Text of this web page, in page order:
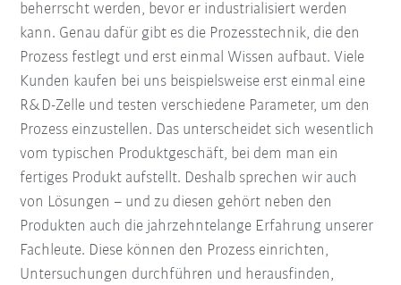
beherrscht werden, bevor er industrialisiert werden
kann. Genau dafür gibt es die Prozesstechnik, die den
Prozess festlegt und erst einmal Wissen aufbaut. Viele
Kunden kaufen bei uns beispielsweise erst einmal eine
R&D-Zelle und testen verschiedene Parameter, um den
Prozess einzustellen. Das unterscheidet sich wesentlich
vom typischen Produktgeschäft, bei dem man ein
fertiges Produkt aufstellt. Deshalb sprechen wir auch
von Lösungen – und zu diesen gehört neben den
Produkten auch die jahrzehntelange Erfahrung unserer
Fachleute. Diese können den Prozess einrichten,
Untersuchungen durchführen und herausfinden,